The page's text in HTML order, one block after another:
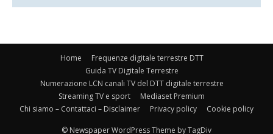
Home
Frequenze digitale terrestre DTT
Guida TV Digitale Terrestre
Numerazione LCN canali TV del DTT digitale terrestre
Streaming TV e sport
Mediaset Premium
Chi siamo – Contattaci – Disclaimer
Privacy policy Cookie policy
© Newspaper WordPress Theme by TagDiv